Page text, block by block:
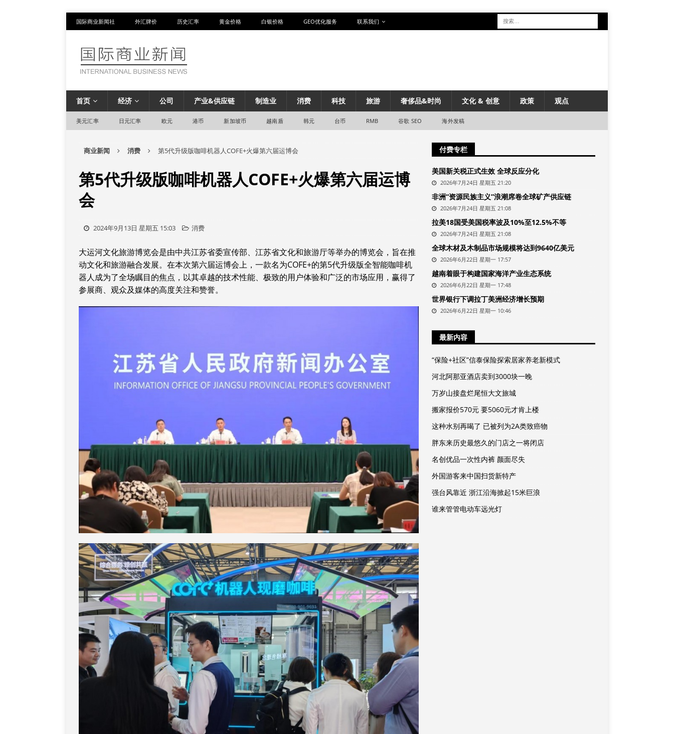
国际商业新闻社 外汇牌价 历史汇率 黄金价格 白银价格 GEO优化服务 联系我们
首页 经济 公司 产业&供应链 制造业 消费 科技 旅游 奢侈品&时尚 文化 & 创意 政策 观点
美元汇率 日元汇率 欧元 港币 新加坡币 越南盾 韩元 台币 RMB 谷歌 SEO 海外发稿
商业新闻 消费 第5代升级版咖啡机器人COFE+火爆第六届运博会
第5代升级版咖啡机器人COFE+火爆第六届运博
会
2024年9月13日 星期五 15:03 消费
大运河文化旅游博览会是由中共江苏省委宣传部、江苏省文化和旅游厅等举办的博览会，旨在推
动文化和旅游融合发展。在本次第六届运博会上，一款名为COFE+的第5代升级版全智能咖啡机
器人成为了全场瞩目的焦点，以其卓越的技术性能、极致的用户体验和广泛的市场应用，赢得了
参展商、观众及媒体的高度关注和赞誉。
付费专栏
美国新关税正式生效 全球反应分化
2026年7月24日 星期五 21:20
非洲“资源民族主义”浪潮席卷全球矿产供应链
2026年7月24日 星期五 21:08
拉美18国受美国税率波及10%至12.5%不等
2026年7月24日 星期五 21:08
全球木材及木制品市场规模将达到9640亿美元
2026年6月22日 星期一 17:57
越南着眼于构建国家海洋产业生态系统
2026年6月22日 星期一 17:48
世界银行下调拉丁美洲经济增长预期
2026年6月22日 星期一 10:46
最新内容
“保险+社区”信泰保险探索居家养老新模式
河北阿那亚酒店卖到3000块一晚
万岁山接盘烂尾恒大文旅城
搬家报价570元 要5060元才肯上楼
这种水别再喝了 已被列为2A类致癌物
胖东来历史最悠久的门店之一将闭店
名创优品一次性内裤 颜面尽失
外国游客来中国扫货新特产
强台风靠近 浙江沿海掀起15米巨浪
谁来管管电动车远光灯